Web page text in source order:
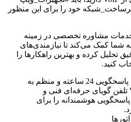
خود را برای این منظور
خدمات مشاوره تخصصی در زمینه
شما کمک می‌کند تا نیازمندی‌های
کرده و بهترین راهکارها را
کنید.
آیا به دنبال راهی برای پاسخگویی 24 ساعته و منظم به
گویای حرفه‌ای فنی و
هوشمندانه را برای